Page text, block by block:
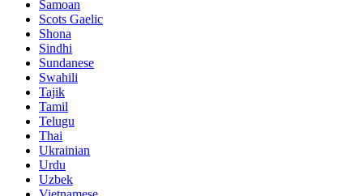
Samoan
Scots Gaelic
Shona
Sindhi
Sundanese
Swahili
Tajik
Tamil
Telugu
Thai
Ukrainian
Urdu
Uzbek